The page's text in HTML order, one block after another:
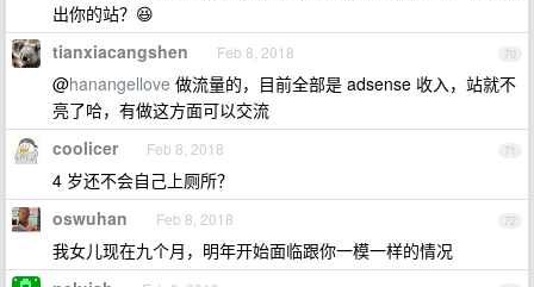
出你的站？😆
70
tianxiacangshen Feb 8, 2018
@hanangellove 做流量的，目前全部是 adsense 收入，站就不
亮了哈，有做这方面可以交流
71
coolicer Feb 8, 2018
4 岁还不会自己上厕所？
72
oswuhan Feb 8, 2018
我女儿现在九个月，明年开始面临跟你一模一样的情况